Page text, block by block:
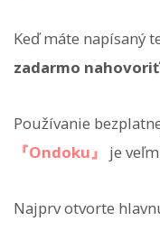
Keď máte napísaný
zadarmo nahovoriť
Používanie
『Ondoku』
je
Najprv otvorte